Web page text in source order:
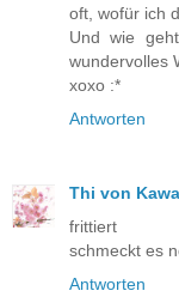
oft, wofür ich
Und wie
wundervolles
xoxo :*
Antworten
Thi von
frittiert
schmeckt es
Antworten